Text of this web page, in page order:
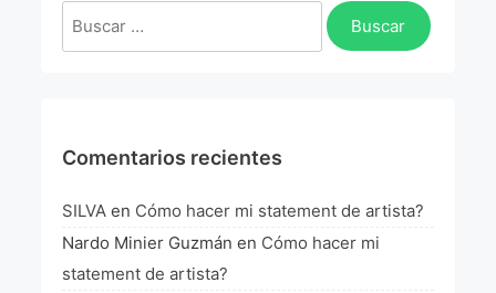
Buscar:
Comentarios recientes
SILVA en Cómo hacer mi statement de artista?
Nardo Minier Guzmán en Cómo hacer mi
statement de artista?